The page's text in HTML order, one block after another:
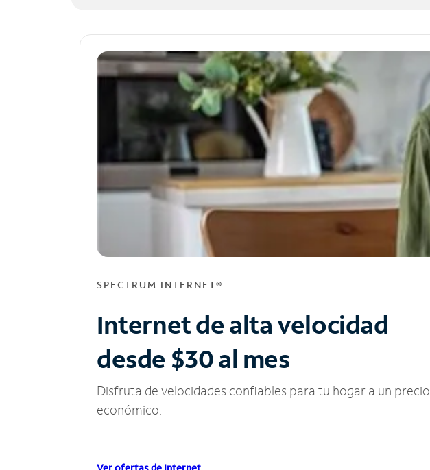
SPECTRUM INTERNET®
Internet de alta velocidad
desde $30 al mes
Disfruta de velocidades confiables para tu hogar a un precio
económico.